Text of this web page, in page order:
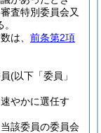
査特別委員会又
は、 前条第2項
(以下「委員」
やかに選任す
該委員の委員会